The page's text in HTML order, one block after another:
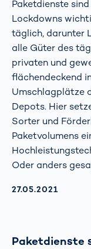
Paketdienste
Lockdowns
täglich, darunter
alle Güter des
privaten und
flächendeckend
Umschlagplätze
Depots. Hier
Sorter und
Paketvolumens
Oder anders
AKTUALISIERT AM:
27.05.2021
Paketdienste